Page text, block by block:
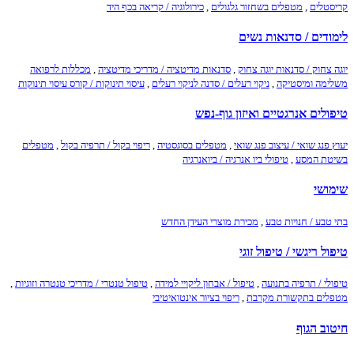
קריסטלים , מטפלים בשחזור גלגולים , כירולוגיה / קריאה בכף היד
לימודים / סדנאות נשים
יוגה צחוק / סדנאות יוגה צחוק סדנאות מדיטציה / מדריכי מדיטציה
מכללות לרפואה
משלימה ומיסטיקה ניקוי רעלים / סדנה לניקוי רעלים עיסוי תינוקות / קורס עיסוי תינוקות
טיפולים אנרגטיים ואיזון גוף-נפש
יעוץ פנג שואי / עיצוב פנג שואי , מטפלים בסוגסטיה , ריפוי בקול / תרפיה בקול , מטפלים
בשיטת המסע , טיפולי ביו אנרגיה / ביואנרגיה
שימושי
בתי טבע / חנויות טבע מכירת מוצרי העידן החדש
טיפול ריגשי / טיפול זוגי
טיפולי / תרפיה בתנועה , טיפול / אבחון ליקויי למידה , טיפול טנטרי / מדריכי טנטרה וזוגיות ,
מטפלים בתקשורת מקרבת , ריפוי בציור אינטואיטיבי
חיטוב הגוף